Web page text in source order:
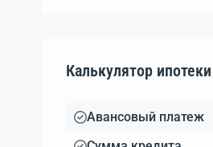
Калькулятор ипотеки
Авансовый платеж